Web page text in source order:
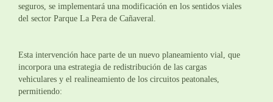
seguros, se implementará una modificación en los sentidos viales
del sector Parque La Pera de Cañaveral.
Esta intervención hace parte de un nuevo planeamiento vial, que
incorpora una estrategia de redistribución de las cargas
vehiculares y el realineamiento de los circuitos peatonales,
permitiendo: